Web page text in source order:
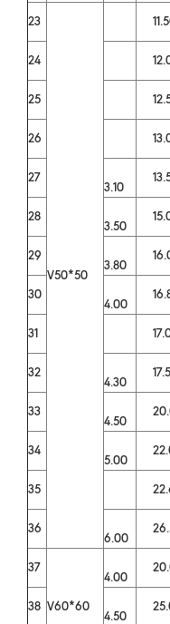
23
V50*50
24
25
26
27
3.10
28
3.50
29
3.80
30
4.00
31
32
4.30
33
4.50
34
5.00
35
36
6.00
37
V60*60
4.00
38
4.50